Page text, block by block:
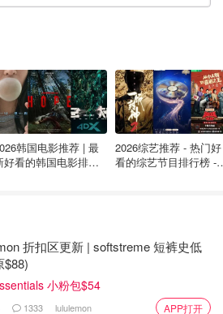
韩国电影推荐 | 最
好看的韩国电影排行
2026综艺推荐 - 热门好
看的综艺节目排行榜 -
折扣区更新 | softstreme 短裤史低
$88)
小粉包$54
1333 lululemon APP打开